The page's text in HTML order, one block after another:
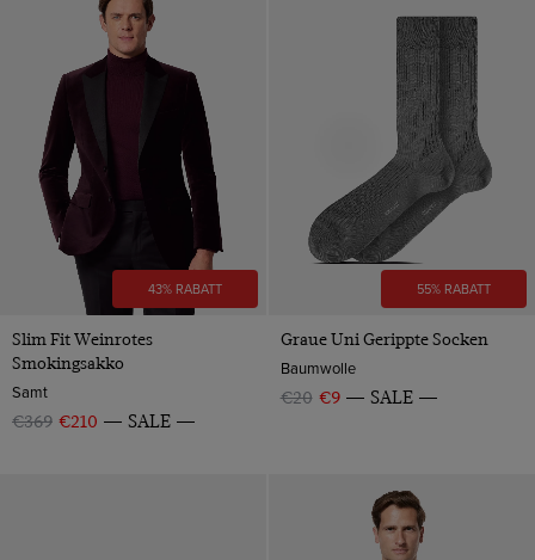
43% RABATT
Slim Fit Weinrotes
Smokingsakko
Samt
€369 €210 SALE
55% RABATT
Graue Uni Gerippte Socken
Baumwolle
€20 €9 SALE